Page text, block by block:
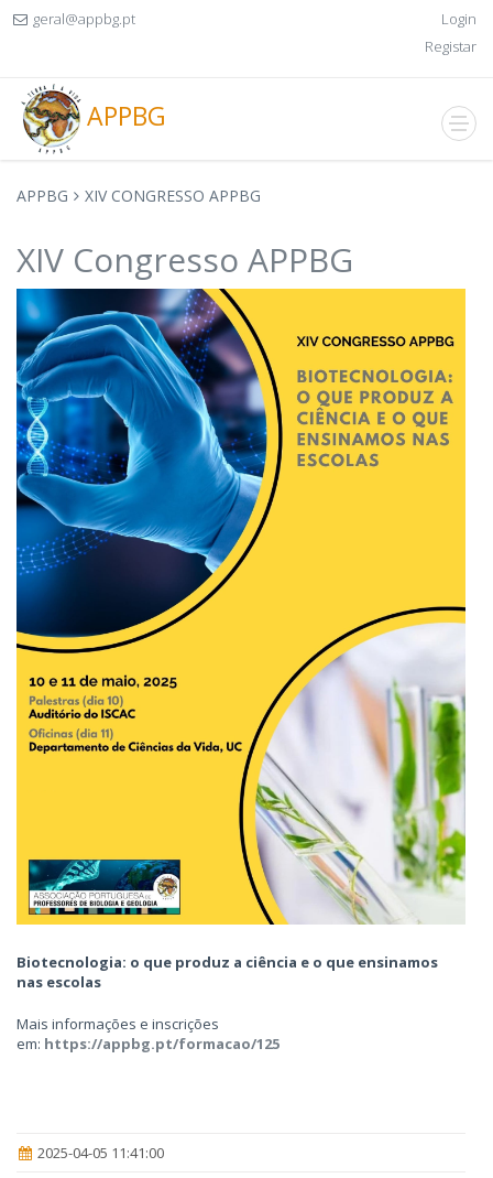
geral@appbg.pt
Login
Registar
APPBG
APPBG XIV CONGRESSO APPBG
XIV Congresso APPBG
Biotecnologia: o que produz a ciência e o que ensinamos
nas escolas
Mais informações e inscrições
em: https://appbg.pt/formacao/125
2025-04-05 11:41:00